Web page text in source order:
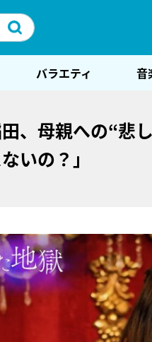
バラエティ 音
、母親への“悲
いの？」